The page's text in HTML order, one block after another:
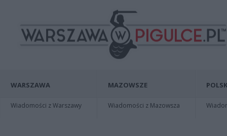
WARSZAWA
Wiadomości z Warszawy
MAZOWSZE
Wiadomości z Mazowsza